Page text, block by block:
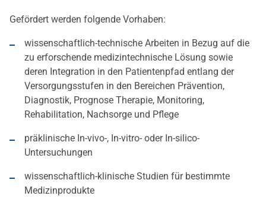
Gefördert werden folgende Vorhaben:
wissenschaftlich-technische Arbeiten in Bezug auf die
zu erforschende medizintechnische Lösung sowie
deren Integration in den Patientenpfad entlang der
Versorgungsstufen in den Bereichen Prävention,
Diagnostik, Prognose Therapie, Monitoring,
Rehabilitation, Nachsorge und Pflege
präklinische In-vivo-, In-vitro- oder In-silico-
Untersuchungen
wissenschaftlich-klinische Studien für bestimmte
Medizinprodukte